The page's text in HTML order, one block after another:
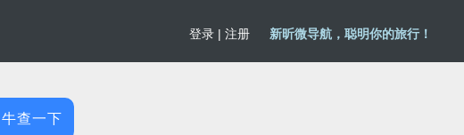
登录 | 注册 新昕微导航，聪明你的旅行！
牛查一下